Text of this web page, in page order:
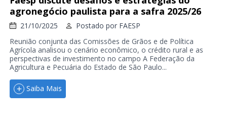
agronegócio paulista para a safra 2025/26
21/10/2025 Postado por FAESP
Reunião conjunta das Comissões de Grãos e de Política
Agrícola analisou o cenário econômico, o crédito rural e as
perspectivas de investimento no campo A Federação da
Agricultura e Pecuária do Estado de São Paulo...
Saiba Mais